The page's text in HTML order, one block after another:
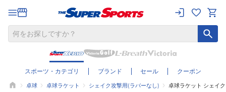
スポーツ・カテゴリ ブランド セール クーポン
卓球 卓球ラケット シェイク攻撃用(ラバーなし) 卓球ラケット シェイ